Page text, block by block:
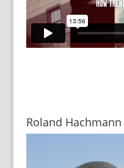
Roland Hachmann